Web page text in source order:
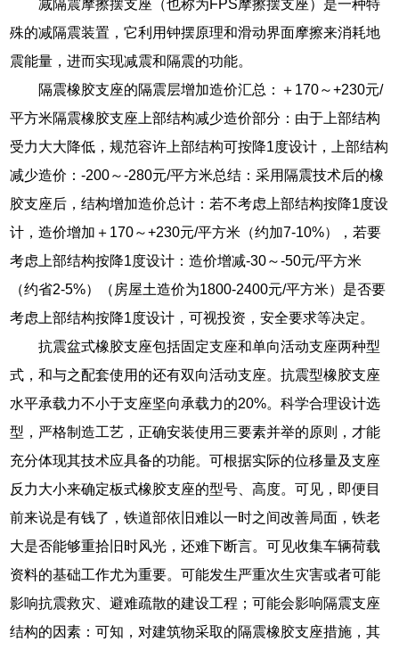
减隔震摩擦摆支座（也称为FPS摩擦摆支座）是一种特
殊的减隔震装置，它利用钟摆原理和滑动界面摩擦来消耗地
震能量，进而实现减震和隔震的功能。
隔震橡胶支座的隔震层增加造价汇总：＋170～+230元/
平方米隔震橡胶支座上部结构减少造价部分：由于上部结构
受力大大降低，规范容许上部结构可按降1度设计，上部结构
减少造价：-200～-280元/平方米总结：采用隔震技术后的橡
胶支座后，结构增加造价总计：若不考虑上部结构按降1度设
计，造价增加＋170～+230元/平方米（约加7-10%），若要
考虑上部结构按降1度设计：造价增减-30～-50元/平方米
（约省2-5%）（房屋土造价为1800-2400元/平方米）是否要
考虑上部结构按降1度设计，可视投资，安全要求等决定。
抗震盆式橡胶支座包括固定支座和单向活动支座两种型
式，和与之配套使用的还有双向活动支座。抗震型橡胶支座
水平承载力不小于支座坚向承载力的20%。科学合理设计选
型，严格制造工艺，正确安装使用三要素并举的原则，才能
充分体现其技术应具备的功能。可根据实际的位移量及支座
反力大小来确定板式橡胶支座的型号、高度。可见，即便目
前来说是有钱了，铁道部依旧难以一时之间改善局面，铁老
大是否能够重拾旧时风光，还难下断言。可见收集车辆荷载
资料的基础工作尤为重要。可能发生严重次生灾害或者可能
影响抗震救灾、避难疏散的建设工程；可能会影响隔震支座
结构的因素：可知，对建筑物采取的隔震橡胶支座措施，其